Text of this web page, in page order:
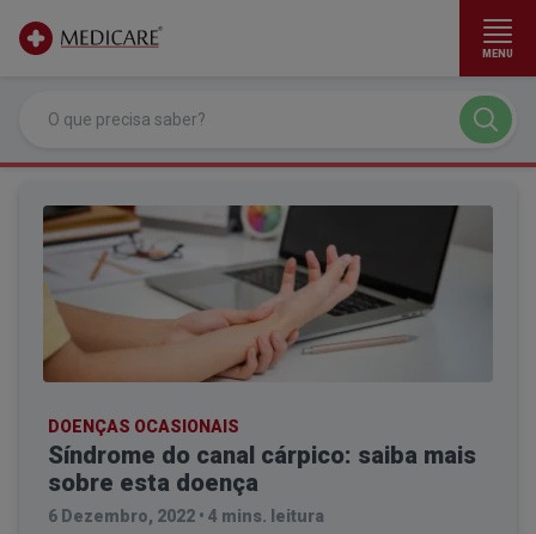
MENU
DOENÇAS OCASIONAIS
Síndrome do canal cárpico: saiba mais
sobre esta doença
6 Dezembro, 2022 • 4 mins. leitura